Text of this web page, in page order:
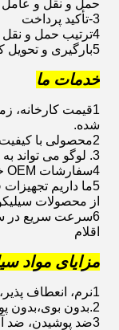
حمل و نقل و عامل
3-تأكيد پرداخت
4ترتيب حمل و نقل بسته ها تحت بررسي سختگير خواهد بود
5بارگیری و تحویل کالا
خدمات ما
1قیمت کارخانه،
شده.
2محصولی با کیفیت غذایی و سازگار با محیط زیست.
3. لوگو می تواند به عنوان مشتریان چاپ شود
4سفارشات OEM خوشامد
5ما داريم تجهیزات فني و طراحي خود را، مي تواند همه نوع
از محصولات
6سرعت سریع در
اقلام
مزایای مواد
1نرم، انعطاف پذیر، انعطاف پذیر، سخت، سبک.
2.بدون بوی،بدون پوزشن، سازگار با محیط زیست
3ضد پوشیدن، ضد آب، ضد روغن